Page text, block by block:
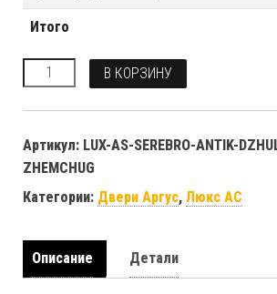
Итого
Количество В КОРЗИНУ
Артикул: LUX-AS-SEREBRO-ANTIK-
ZHEMCHUG
Категории: Двери Аргус, Люкс АС
Описание Детали